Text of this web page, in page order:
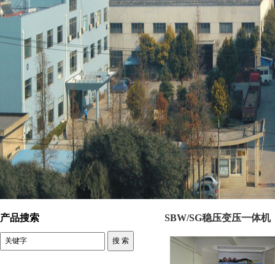
SBW/SG稳压变压一体机
产品搜索